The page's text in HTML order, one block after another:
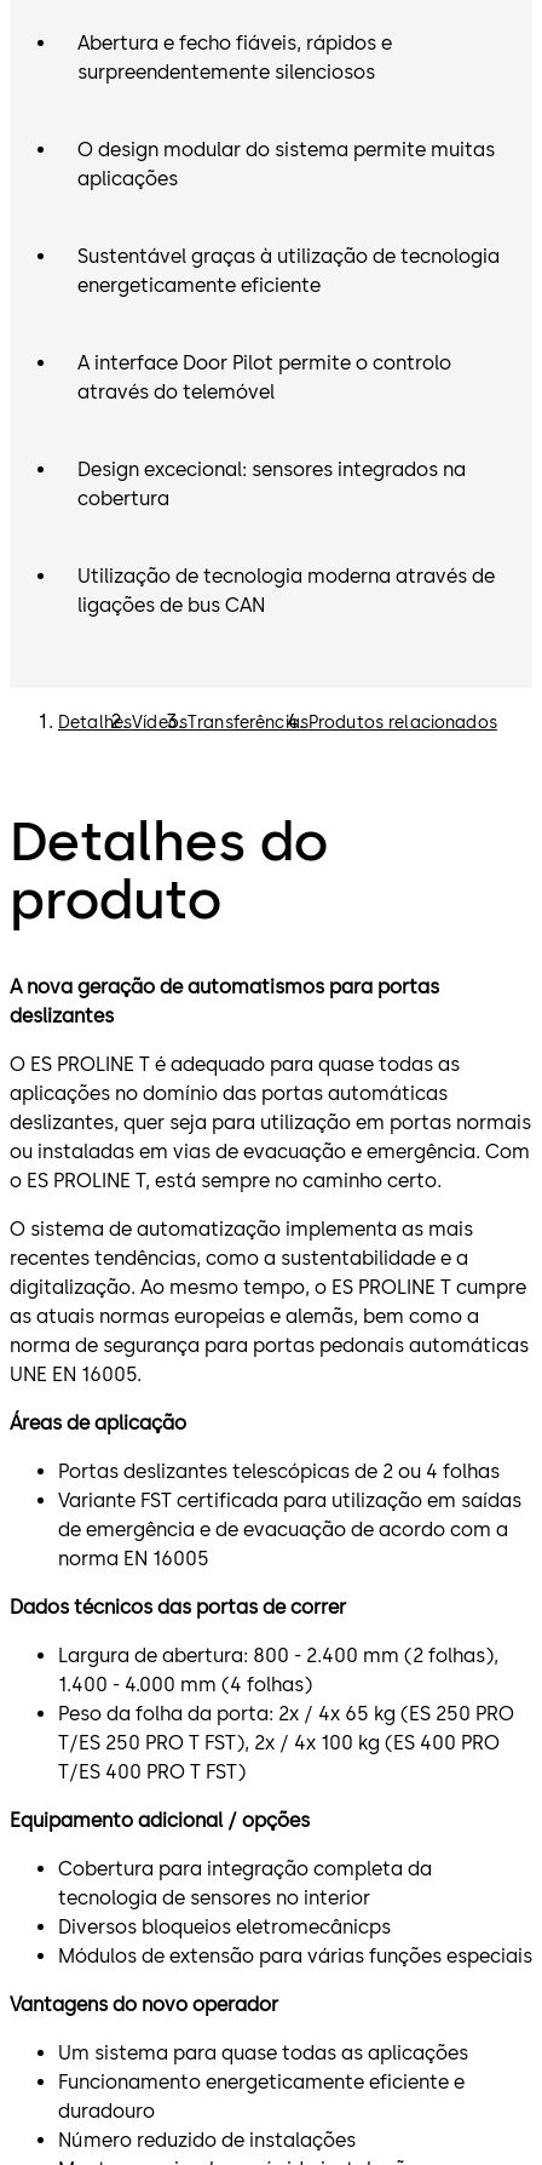
Abertura e fecho fiáveis, rápidos e
surpreendentemente silenciosos
O design modular do sistema permite muitas
aplicações
Sustentável graças à utilização de tecnologia
energeticamente eficiente
A interface Door Pilot permite o controlo
através do telemóvel
Design excecional: sensores integrados na
cobertura
Utilização de tecnologia moderna através de
ligações de bus CAN
DetalhesVídeosTransferênciasProdutos relacionados
Detalhes do
produto
A nova geração de automatismos para portas
deslizantes
O ES PROLINE T é adequado para quase todas as
aplicações no domínio das portas automáticas
deslizantes, quer seja para utilização em portas normais
ou instaladas em vias de evacuação e emergência. Com
o ES PROLINE T, está sempre no caminho certo.
O sistema de automatização implementa as mais
recentes tendências, como a sustentabilidade e a
digitalização. Ao mesmo tempo, o ES PROLINE T cumpre
as atuais normas europeias e alemãs, bem como a
norma de segurança para portas pedonais automáticas
UNE EN 16005.
Áreas de aplicação
Portas deslizantes telescópicas de 2 ou 4 folhas
Variante FST certificada para utilização em saídas
de emergência e de evacuação de acordo com a
norma EN 16005
Dados técnicos das portas de correr
Largura de abertura: 800 - 2.400 mm (2 folhas),
1.400 - 4.000 mm (4 folhas)
Peso da folha da porta: 2x / 4x 65 kg (ES 250 PRO
T/ES 250 PRO T FST), 2x / 4x 100 kg (ES 400 PRO
T/ES 400 PRO T FST)
Equipamento adicional / opções
Cobertura para integração completa da
tecnologia de sensores no interior
Diversos bloqueios eletromecânicps
Módulos de extensão para várias funções especiais
Vantagens do novo operador
Um sistema para quase todas as aplicações
Funcionamento energeticamente eficiente e
duradouro
Número reduzido de instalações